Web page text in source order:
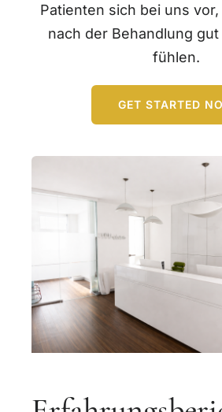
Patienten sich bei uns
nach der Behandlung
fühlen.
GET STARTED